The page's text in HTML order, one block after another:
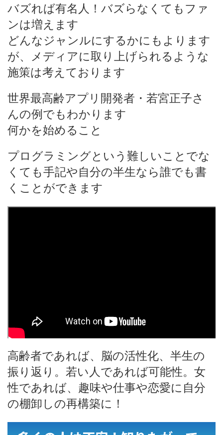
バズれば有名人！バズらなくてもファ
ンは増えます
どんなジャンルにするかにもよります
が、メディアに取り上げられるような
施策は考えております
世界最高齢アプリ開発者・若宮正子さ
んの例でもわかります
何かを始めること
プログラミングという難しいことでな
くても手記や自分の半生なら誰でも書
くことができます
高齢者であれば、脳の活性化、半生の
振り返り。若い人であれば可能性。女
性であれば、趣味や仕事や恋愛に自分
の棚卸しの再構築に！